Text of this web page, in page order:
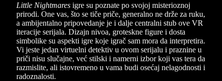
Little Nightmares igre su poznate po svojoj misterioznoj
prirodi. One vas, što se tiče priče, generalno ne drže za ruku,
a ambijentalno pripovedanje je i dalje centralni stub ove VR
iteracije serijala. Dizajn nivoa, groteskne figure i dosta
simbolike su aspekti igre koje igrač sam mora da interpretira.
Vi jeste jedan virtuelni detektiv u ovom serijalu i praznine u
priči nisu slučajne, već stilski i namerni izbor koji vas tera da
razmislite, ali istovremeno u vama budi osećaj nelagodnosti i
radoznalosti.